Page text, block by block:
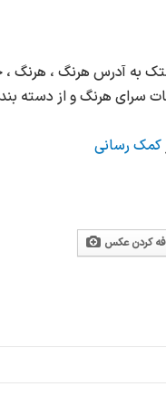
به آدرس هرنگ ، هرنگ ،
سرای هرنگ و از دسته
کمک رسانی
کردن عکس